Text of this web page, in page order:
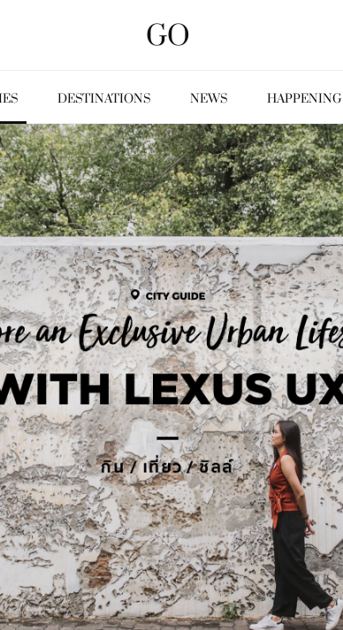
GO
DESTINATIONS NEWS HAPPENING